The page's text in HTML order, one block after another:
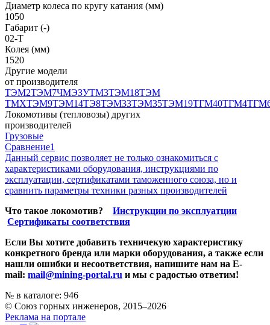
Диаметр колеса по кругу катания (мм)
1050
Габарит (-)
02-T
Колея (мм)
1520
Другие модели
от производителя
ТЭМ2ТЭМ7ЧМЭЗУТМ3ТЭМ18ТЭМ
ТМХТЭМ9ТЭМ14ТЭ8ТЭМ33ТЭМ35ТЭМ19ТГМ40ТГМ4
Локомотивы (тепловозы) других
производителей
Грузовые
Сравнение1
Данный сервис позволяет не только ознакомиться с
характеристиками оборудования, инструкциями по
эксплуатации, сертификатами таможенного союза, но и
сравнить параметры техники разных производителей
Что такое локомотив? Инструкции по эксплуатции
Сертификаты соответствия
Если Вы хотите добавить техничекую характеристику
конкретного бренда или марки оборудования, а также если
нашли ошибки и несоответствия, напишите нам на E-
mail: mail@mining-portal.ru и мы с радостью ответим!
№ в каталоге: 946
© Союз горных инженеров, 2015–2026
Реклама на портале